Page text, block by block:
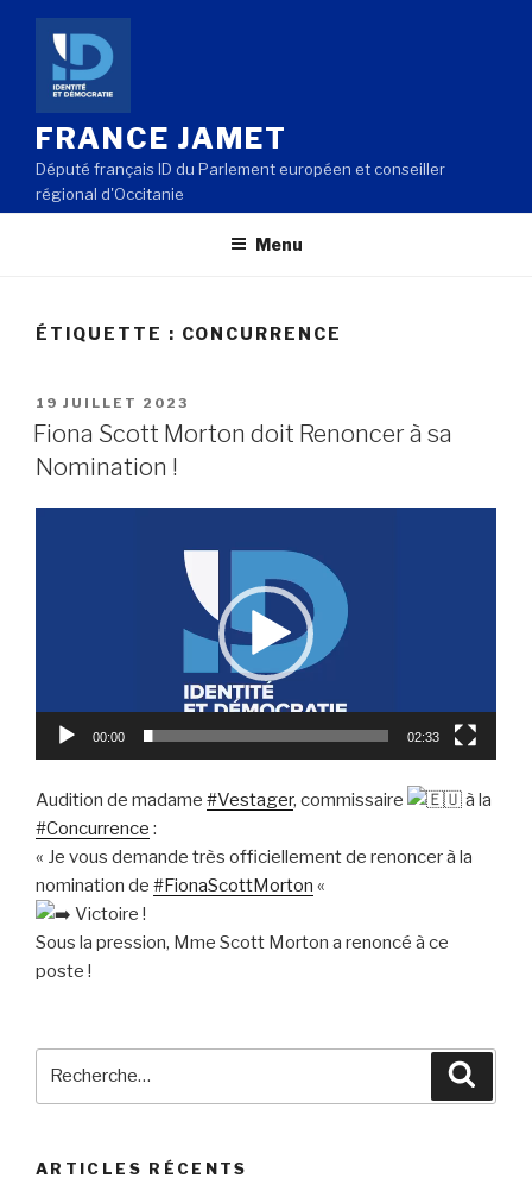
Aller
contenu
principal
FRANCE JAMET
Député français ID du Parlement européen et conseiller
régional d'Occitanie
Menu
ÉTIQUETTE : CONCURRENCE
PUBLIÉ
LE
19 JUILLET 2023
Fiona Scott Morton doit Renoncer à sa
Nomination !
00:00 02:33
Audition de madame #Vestager, commissaire
à la
#Concurrence :
« Je vous demande très officiellement de renoncer à la
nomination de #FionaScottMorton «
Victoire !
Sous la pression, Mme Scott Morton a renoncé à ce
poste !
ARTICLES RÉCENTS